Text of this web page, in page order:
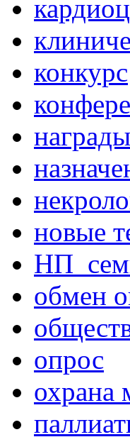
конкурс
награды
новые
обмен
опрос
охрана